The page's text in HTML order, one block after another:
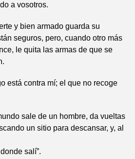
a vosotros.
y bien armado guarda su
seguros, pero, cuando otro más
le quita las armas de que se
está contra mí; el que no recoge
sale de un hombre, da vueltas
un sitio para descansar, y, al
salí”.